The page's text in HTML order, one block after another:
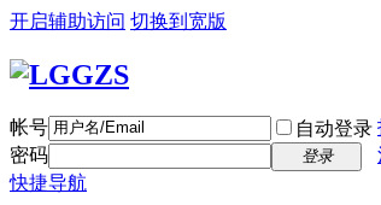
开启辅助访问 切换到宽版
帐号 自动登录
密码
登录
快捷导航